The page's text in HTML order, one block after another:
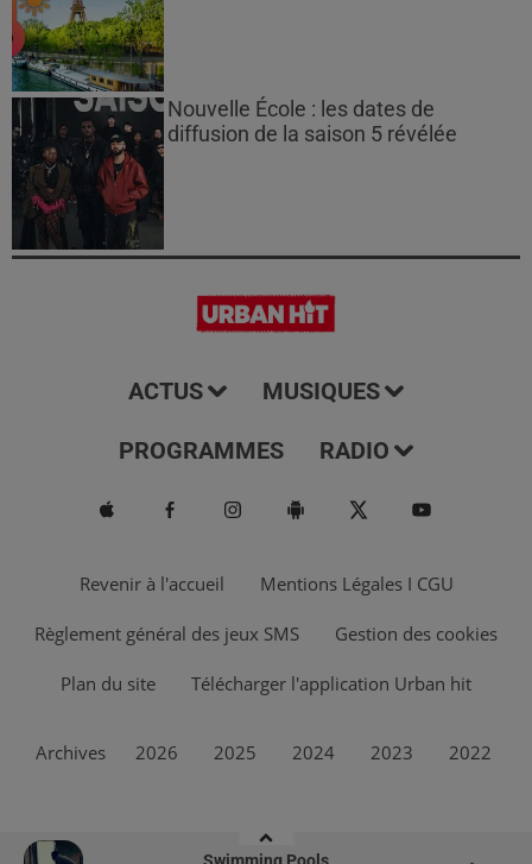
Swimming Pools
Nouvelle École : les dates de
diffusion de la saison 5 révélée
ACTUS MUSIQUES
PROGRAMMES RADIO
Revenir à l'accueil Mentions Légales I CGU
Règlement général des jeux SMS Gestion des cookies
Plan du site Télécharger l'application Urban hit
Archives 2026 2025 2024 2023 2022